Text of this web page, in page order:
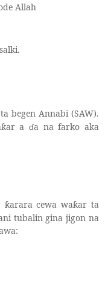
Allah
begen Annabi (SAW).
ƙar aɗa na farko aka
ƙarara cewa waƙar ta
tubalin gina jigon na